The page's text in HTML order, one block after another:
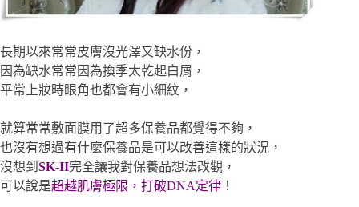
長期以來常常皮膚沒光澤又缺水份，
因為缺水常常因為換季太乾起白屑，
平常上妝時眼角也都會有小細紋，
就算常常敷面膜用了超多保養品都覺得不夠，
也沒有想過有什麼保養品是可以改善這樣的狀況，
沒想到 SK-II完全讓我對保養品想法改觀，
可以說是超越肌膚極限，打破DNA定律 ！